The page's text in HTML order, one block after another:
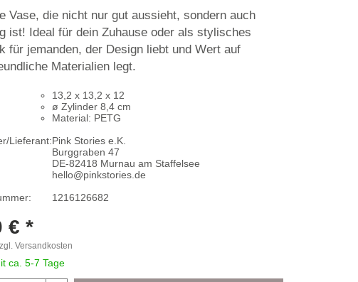
Vase, die nicht nur gut aussieht, sondern auch
ist! Ideal für dein Zuhause oder als stylisches
für jemanden, der Design liebt und Wert auf
Materialien legt.
13,2 x 13,2 x 12
ø Zylinder 8,4 cm
Material: PETG
Lieferant:Pink Stories e.K.
Burggraben 47
DE-82418 Murnau am Staffelsee
hello@pinkstories.de
1216126682
€ *
Versandkosten
ca. 5-7 Tage